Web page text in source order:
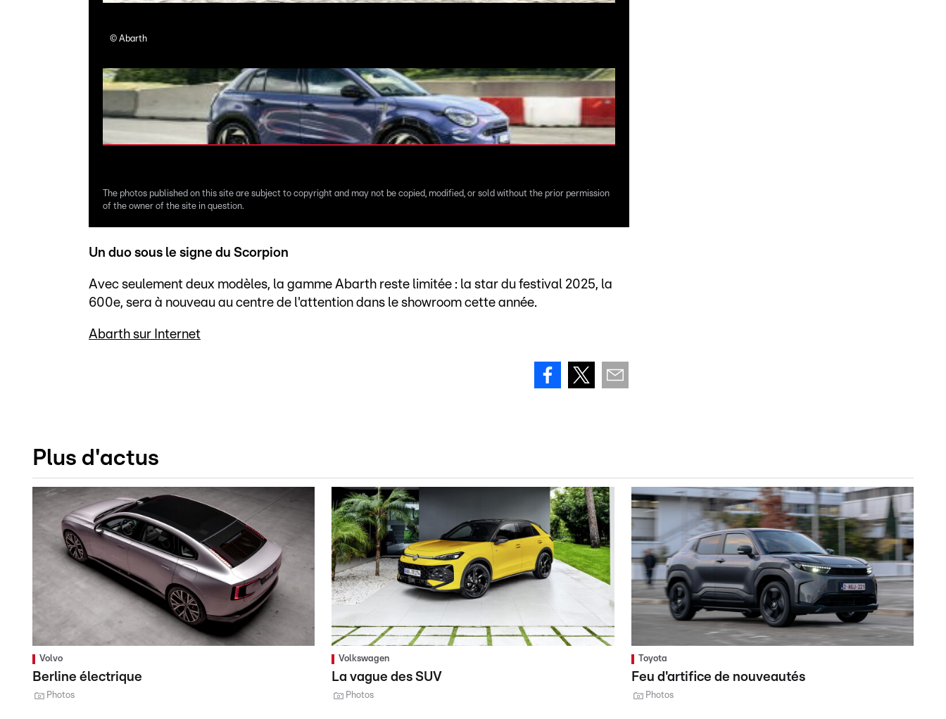
© Abarth
The photos published on this site are subject to copyright and may not be copied, modified, or sold without the prior permission
of the owner of the site in question.
Un duo sous le signe du Scorpion
Avec seulement deux modèles, la gamme Abarth reste limitée : la star du festival 2025, la
600e, sera à nouveau au centre de l'attention dans le showroom cette année.
Abarth sur Internet
Plus d'actus
Volvo
Berline électrique
Photos
Volkswagen
La vague des SUV
Photos
Toyota
Feu d'artifice de nouveautés
Photos